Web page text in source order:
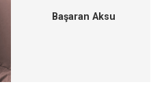
Başaran Aksu